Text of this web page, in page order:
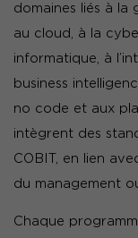
domaines liés à la
au cloud, à la
informatique, à
business
no code et aux
intègrent des
COBIT, en lien
du management
Chaque